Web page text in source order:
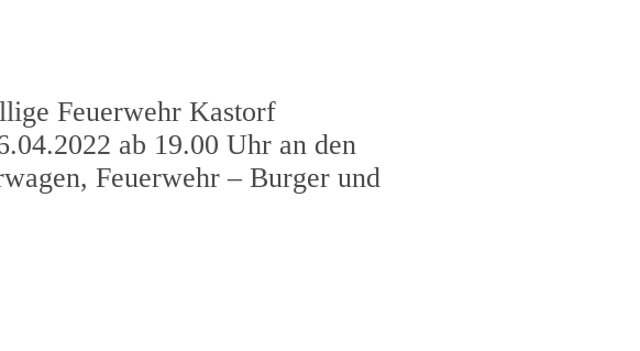
Feuerwehr Kastorf
ab 19.00 Uhr an den
Feuerwehr – Burger und